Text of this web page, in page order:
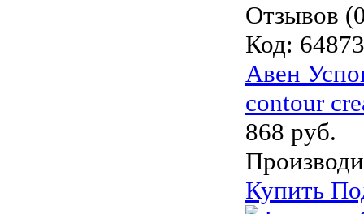
Отзывов
Код:
Авен
contour
868 руб.
Купить